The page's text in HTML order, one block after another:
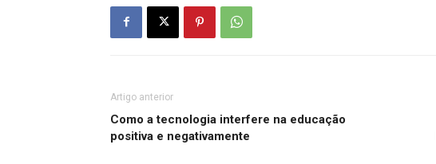
Artigo anterior
Como a tecnologia interfere na educação
positiva e negativamente